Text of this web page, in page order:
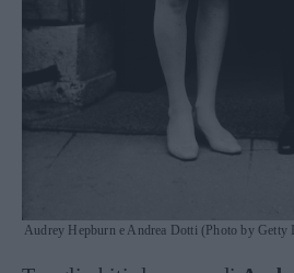
Audrey Hepburn e Andrea Dotti (Photo by Getty